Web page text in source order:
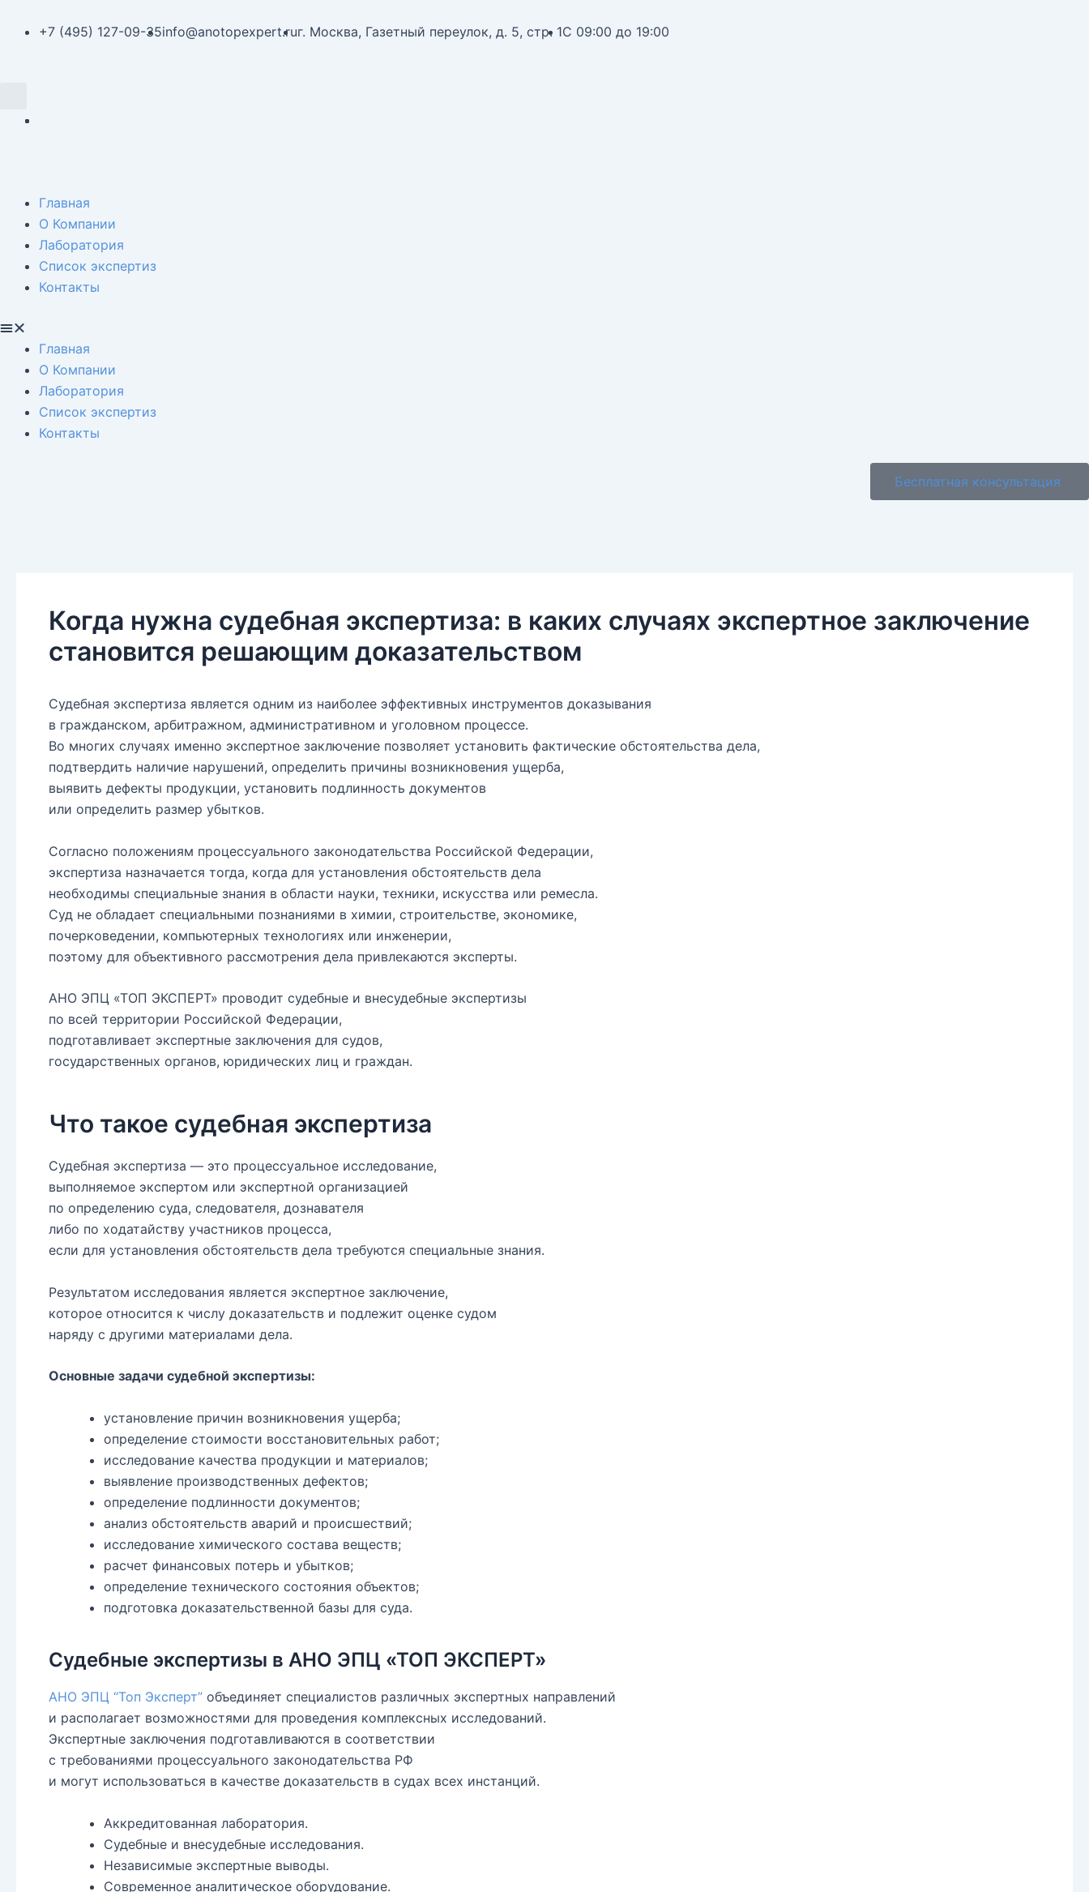
+7 (495) 127-09-35info@anotopexpert.ruг. Москва, Газетный переулок, д. 5, стр. 1С 09:00 до 19:00
Главная
О Компании
Лаборатория
Список экспертиз
Контакты
Menu
Главная
О Компании
Лаборатория
Список экспертиз
Контакты
Бесплатная консультация
Когда нужна судебная экспертиза: в каких случаях экспертное заключение
становится решающим доказательством
Судебная экспертиза является одним из наиболее эффективных инструментов доказывания
в гражданском, арбитражном, административном и уголовном процессе.
Во многих случаях именно экспертное заключение позволяет установить фактические обстоятельства дела,
подтвердить наличие нарушений, определить причины возникновения ущерба,
выявить дефекты продукции, установить подлинность документов
или определить размер убытков.
Согласно положениям процессуального законодательства Российской Федерации,
экспертиза назначается тогда, когда для установления обстоятельств дела
необходимы специальные знания в области науки, техники, искусства или ремесла.
Суд не обладает специальными познаниями в химии, строительстве, экономике,
почерковедении, компьютерных технологиях или инженерии,
поэтому для объективного рассмотрения дела привлекаются эксперты.
АНО ЭПЦ «ТОП ЭКСПЕРТ» проводит судебные и внесудебные экспертизы
по всей территории Российской Федерации,
подготавливает экспертные заключения для судов,
государственных органов, юридических лиц и граждан.
Что такое судебная экспертиза
Судебная экспертиза — это процессуальное исследование,
выполняемое экспертом или экспертной организацией
по определению суда, следователя, дознавателя
либо по ходатайству участников процесса,
если для установления обстоятельств дела требуются специальные знания.
Результатом исследования является экспертное заключение,
которое относится к числу доказательств и подлежит оценке судом
наряду с другими материалами дела.
Основные задачи судебной экспертизы:
установление причин возникновения ущерба;
определение стоимости восстановительных работ;
исследование качества продукции и материалов;
выявление производственных дефектов;
определение подлинности документов;
анализ обстоятельств аварий и происшествий;
исследование химического состава веществ;
расчет финансовых потерь и убытков;
определение технического состояния объектов;
подготовка доказательственной базы для суда.
Судебные экспертизы в АНО ЭПЦ «ТОП ЭКСПЕРТ»
АНО ЭПЦ “Топ Эксперт” объединяет специалистов различных экспертных направлений
и располагает возможностями для проведения комплексных исследований.
Экспертные заключения подготавливаются в соответствии
с требованиями процессуального законодательства РФ
и могут использоваться в качестве доказательств в судах всех инстанций.
Аккредитованная лаборатория.
Судебные и внесудебные исследования.
Независимые экспертные выводы.
Современное аналитическое оборудование.
по